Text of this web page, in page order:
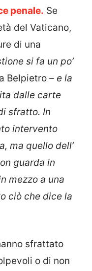
penale. Se
del Vaticano,
di una
si fa un po’
Belpietro – e la
dalle carte
sfratto. In
intervento
ma quello dell’
guarda in
mezzo a una
ciò che dice la
sfrattato
o di non